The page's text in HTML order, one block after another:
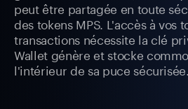
peut être partagée en toute
des tokens MPS. L'accès à vos
transactions nécessite la clé
Wallet génère et stocke
l'intérieur de sa puce sécurisée.